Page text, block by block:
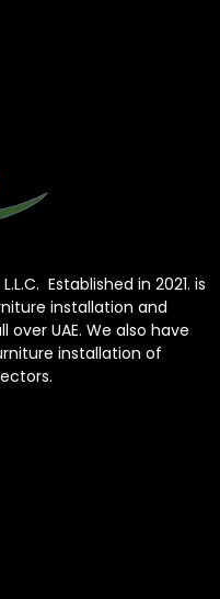
L.L.C. Established in 2021. is
installation and
UAE. We also have
installation of